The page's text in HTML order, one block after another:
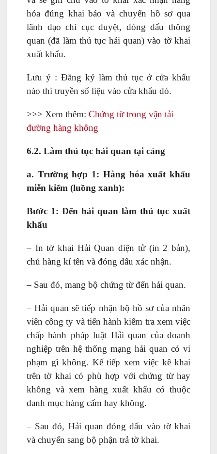
hóa đúng khai báo và chuyển hồ sơ qua
lãnh đạo chi cục duyệt, đóng dấu thông
quan (đã làm thủ tục hải quan) vào tờ khai
xuất khẩu.
Lưu ý : Đăng ký làm thủ tục ở cửa khẩu
nào thì truyền số liệu vào cửa khẩu đó.
>>> Xem thêm: Chứng từ trong vận tải
đường hàng không
6.2. Làm thủ tục hải quan tại cảng
a. Trường hợp 1: Hàng hóa xuất khẩu
miễn kiểm (luồng xanh):
Bước 1: Đến hải quan làm thủ tục xuất
khẩu
– In tờ khai Hải Quan điện tử (in 2 bản),
chủ hàng kí tên và đóng dấu xác nhận.
– Sau đó, mang bộ chứng từ đến hải quan.
– Hải quan sẽ tiếp nhận bộ hồ sơ của nhân
viên công ty và tiến hành kiểm tra xem việc
chấp hành pháp luật Hải quan của doanh
nghiệp trên hệ thống mạng hải quan có vi
phạm gì không. Kế tiếp xem việc kê khai
trên tờ khai có phù hợp với chứng từ hay
không và xem hàng xuất khẩu có thuộc
danh mục hàng cấm hay không.
– Sau đó, Hải quan đóng dấu vào tờ khai
và chuyển sang bộ phận trả tờ khai.